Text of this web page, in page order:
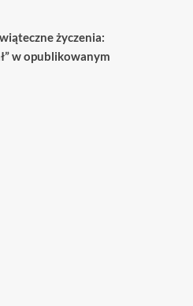
życzenia:
w opublikowanym